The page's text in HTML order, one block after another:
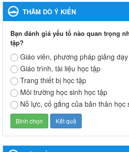
Giáo dục và Đào tạo thành phố Bến
Kế hoạch Phổ biến, giáo dục pháp
Giáo dục và Đào tạo thành phố Bến
Ngày ban hành: 28/02/2025
Quyết định công bố thủ tục hành
vực giáo dục đào tạo thuộc hệ
giáo dục khác thuộc thẩm quyền
và Đào tạo, Ủy ban nhân dân cấp
Quyết định công bố thủ tục hành
giáo dục đào tạo thuộc hệ giáo dục
khác thuộc thẩm quyền giải quyết của
Ủy ban nhân dân cấp huyện
Ngày ban hành: 30/09/2024
THĂM DÒ Ý KIẾN
Bạn đánh giá yếu tố nào quan trọng
tập?
Giáo viên, phương pháp giảng dạy
Giáo trình, tài liệu học tập
Trang thiết bị học tập
Môi trường học sinh học tập
Nỗ lực, cố gắng của bản thân học